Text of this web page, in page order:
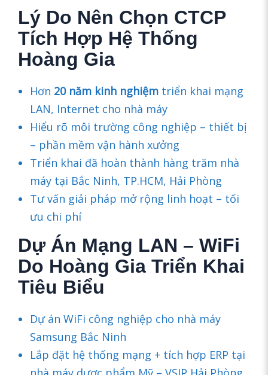
Lý Do Nên Chọn CTCP
Tích Hợp Hệ Thống
Hoàng Gia
Hơn 20 năm kinh nghiệm triển khai mạng
LAN, Internet cho nhà máy
Hiểu rõ môi trường công nghiệp – thiết bị
– phần mềm vận hành xưởng
Triển khai đã hoàn thành hàng trăm nhà
máy tại Bắc Ninh, TP.HCM, Hải Phòng
Tư vấn giải pháp mở rộng linh hoạt – tối
ưu chi phí
Dự Án Mạng LAN – WiFi
Do Hoàng Gia Triển Khai
Tiêu Biểu
Dự án WiFi công nghiệp cho nhà máy
Samsung Bắc Ninh
Lắp đặt hệ thống mạng + tích hợp ERP tại